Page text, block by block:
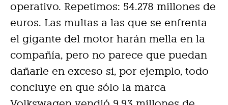
operativo. Repetimos: 54.278 millones de
euros. Las multas a las que se enfrenta
el gigante del motor harán mella en la
compañía, pero no parece que puedan
dañarle en exceso si, por ejemplo, todo
concluye en que sólo la marca